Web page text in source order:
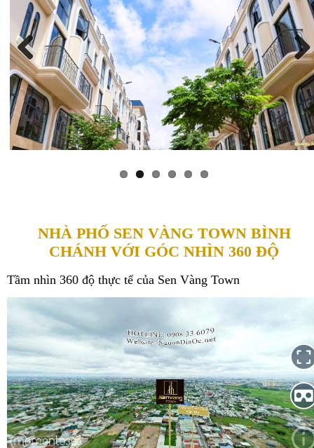
Previous Next
NHÀ PHỐ SEN VÀNG TOWN BÌNH
CHÁNH VỚI GÓC NHÌN 360 ĐỘ
Tầm nhìn 360 độ thực tế của Sen Vàng Town